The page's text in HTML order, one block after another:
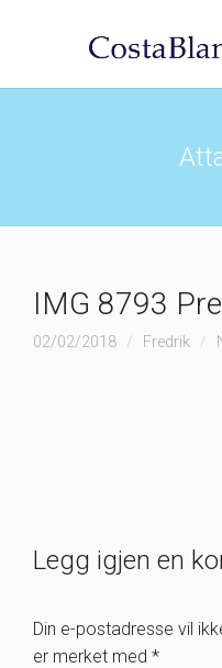
IMG 8793
02/02/2018 Fredrik
Legg igjen en
Din e-postadresse vil
er merket med *